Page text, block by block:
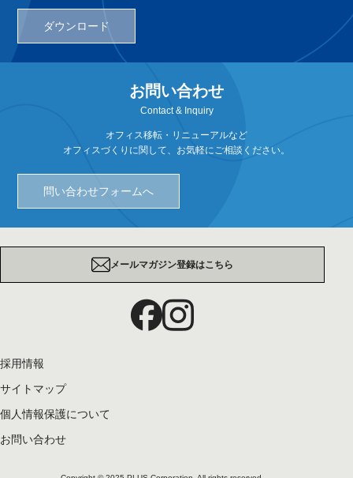
ダウンロード
お問い合わせ
Contact & Inquiry
オフィス移転・リニューアルなど
オフィスづくりに関して、お気軽にご相談ください。
問い合わせフォームへ
メールマガジン登録はこちら
採用情報
サイトマップ
個人情報保護について
お問い合わせ